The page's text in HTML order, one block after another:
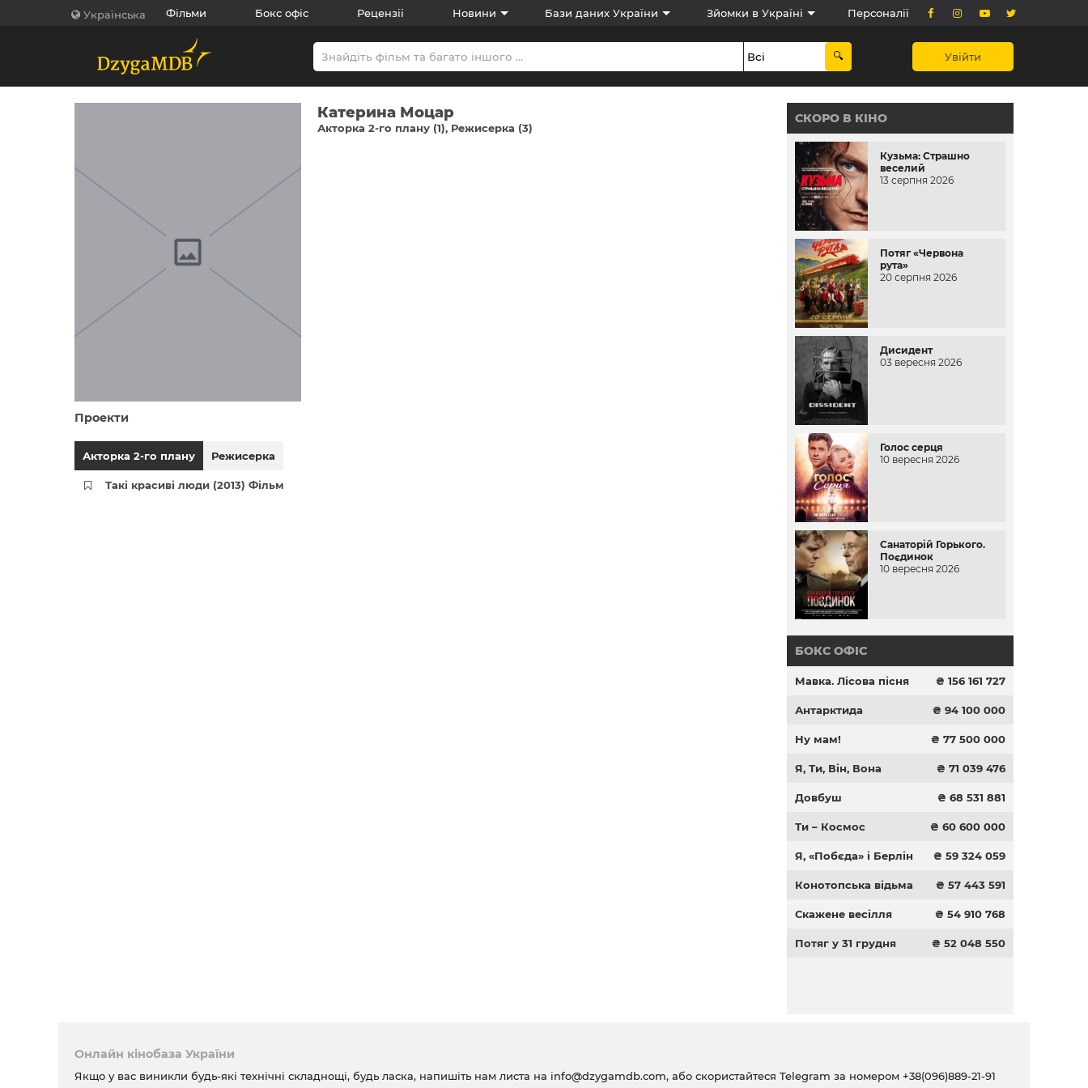
Українська Фільми Бокс офіс Рецензії Новини Бази даних України Зйомки в Україні Персоналії
Увійти
Катерина Моцар
Акторка 2-го плану (1) Режисерка (3)
Проекти
Акторка 2-го плану Режисерка
Такі красиві люди (2013) Фільм
СКОРО В КІНО
Кузьма: Страшно
веселий
13 серпня 2026
Потяг «Червона
рута»
20 серпня 2026
Дисидент
03 вересня 2026
Голос серця
10 вересня 2026
Санаторій Горького.
Поєдинок
10 вересня 2026
БОКС ОФІС
Мавка. Лісова пісня ₴ 156 161 727
Антарктида ₴ 94 100 000
Ну мам! ₴ 77 500 000
Я, Ти, Він, Вона ₴ 71 039 476
Довбуш ₴ 68 531 881
Ти – Космос ₴ 60 600 000
Я, «Побєда» і Берлін ₴ 59 324 059
Конотопська відьма ₴ 57 443 591
Скажене весілля ₴ 54 910 768
Потяг у 31 грудня ₴ 52 048 550
Онлайн кінобаза України
Якщо у вас виникли будь-які технічні складнощі, будь ласка, напишіть нам листа на info@dzygamdb.com, або скористайтеся Telegram за номером +38(096)889-21-91